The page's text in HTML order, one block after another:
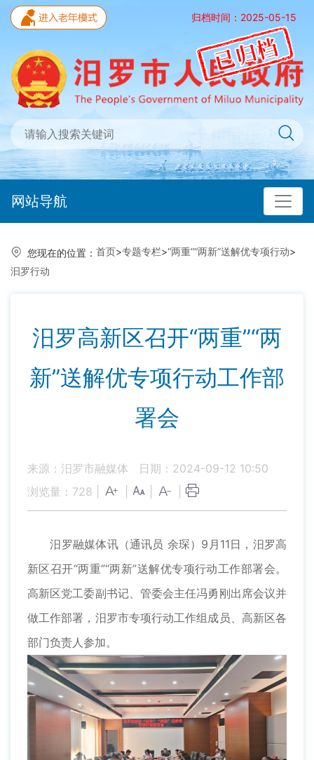
归档时间：2025-05-15
网站导航
您现在的位置： 首页>专题专栏>“两重”“两新”送解优专项行动>
汩罗行动
汨罗高新区召开“两重”“两
新”送解优专项行动工作部
署会
来源：汨罗市融媒体
日期：2024-09-12 10:50
浏览量： 728
汨罗融媒体讯（通讯员 余琛）9月11日，汨罗高
新区召开“两重”“两新”送解优专项行动工作部署会。
高新区党工委副书记、管委会主任冯勇刚出席会议并
做工作部署，汨罗市专项行动工作组成员、高新区各
部门负责人参加。